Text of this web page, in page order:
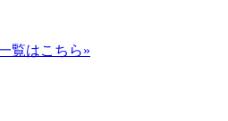
覧はこちら»